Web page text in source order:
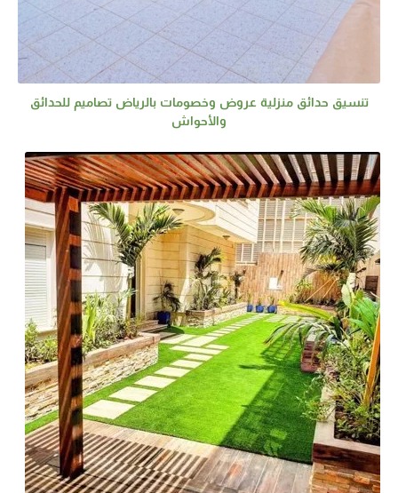
تنسيق حدائق منزلية عروض وخصومات بالرياض تصاميم للحدائق
والأحواش